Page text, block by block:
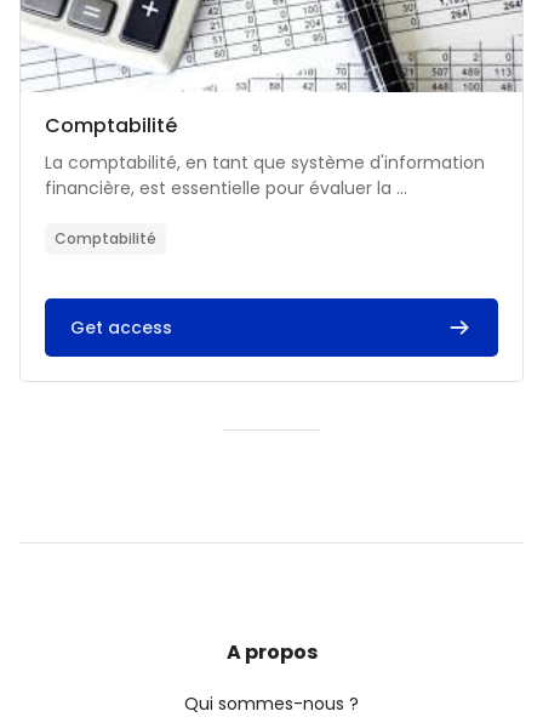
Catégorie de cours
Nom du cours
Comptabilité
Résumé du cours :
La comptabilité, en tant que système d'information
financière, est essentielle pour évaluer la ...
Comptabilité
Get access
A propos
Qui sommes-nous ?